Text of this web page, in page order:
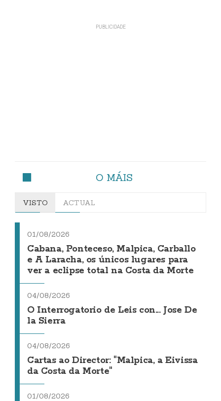
O MÁIS
VISTO ACTUAL
01/08/2026
Cabana, Ponteceso, Malpica, Carballo
e A Laracha, os únicos lugares para
ver a eclipse total na Costa da Morte
04/08/2026
O Interrogatorio de Leis con... Jose De
la Sierra
04/08/2026
Cartas ao Director: "Malpica, a Eivissa
da Costa da Morte"
01/08/2026